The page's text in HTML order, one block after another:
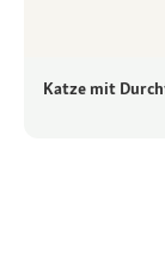
Katze mit